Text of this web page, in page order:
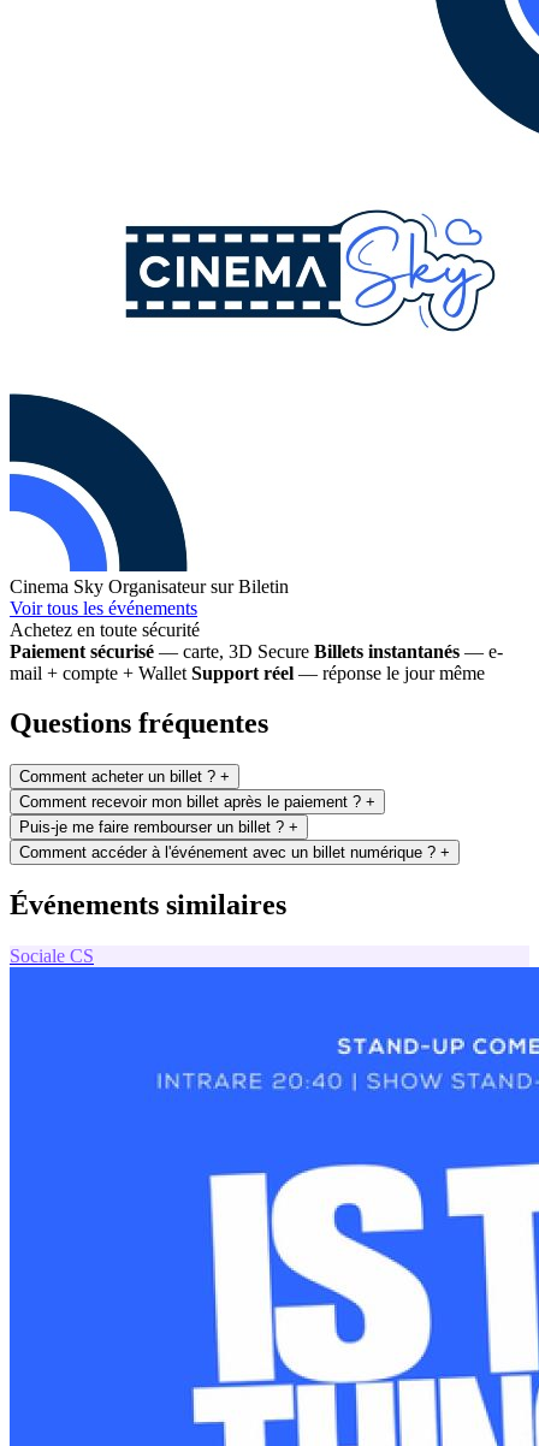
Cinema Sky Organisateur sur Biletin
Voir tous les événements
Achetez en toute sécurité
Paiement sécurisé — carte, 3D Secure Billets instantanés — e-
mail + compte + Wallet Support réel — réponse le jour même
Questions fréquentes
Comment acheter un billet ? +
Comment recevoir mon billet après le paiement ? +
Puis-je me faire rembourser un billet ? +
Comment accéder à l'événement avec un billet numérique ? +
Événements similaires
Sociale CS